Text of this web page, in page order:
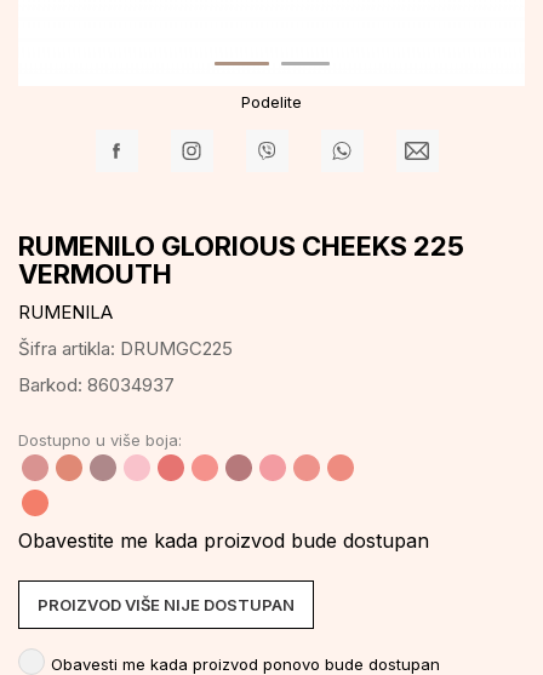
Podelite
RUMENILO GLORIOUS CHEEKS 225
VERMOUTH
RUMENILA
Šifra artikla: DRUMGC225
Barkod: 86034937
Dostupno u više boja:
Obavestite me kada proizvod bude dostupan
PROIZVOD VIŠE NIJE DOSTUPAN
Obavesti me kada proizvod ponovo bude dostupan